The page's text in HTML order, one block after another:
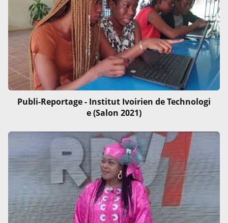
Publi-Reportage - Institut Ivoirien de Technologi
e (Salon 2021)